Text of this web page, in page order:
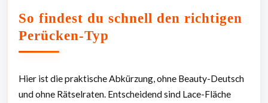
So findest du schnell den richtigen
Perücken-Typ
Hier ist die praktische Abkürzung, ohne Beauty-Deutsch
und ohne Rätselraten. Entscheidend sind Lace-Fläche